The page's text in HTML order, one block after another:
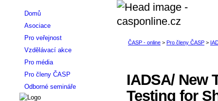
IADSA/ New
Testing for
Domů
Asociace
Pro veřejnost
Vzdělávací akce
Pro média
Pro členy ČASP
Odborné semináře